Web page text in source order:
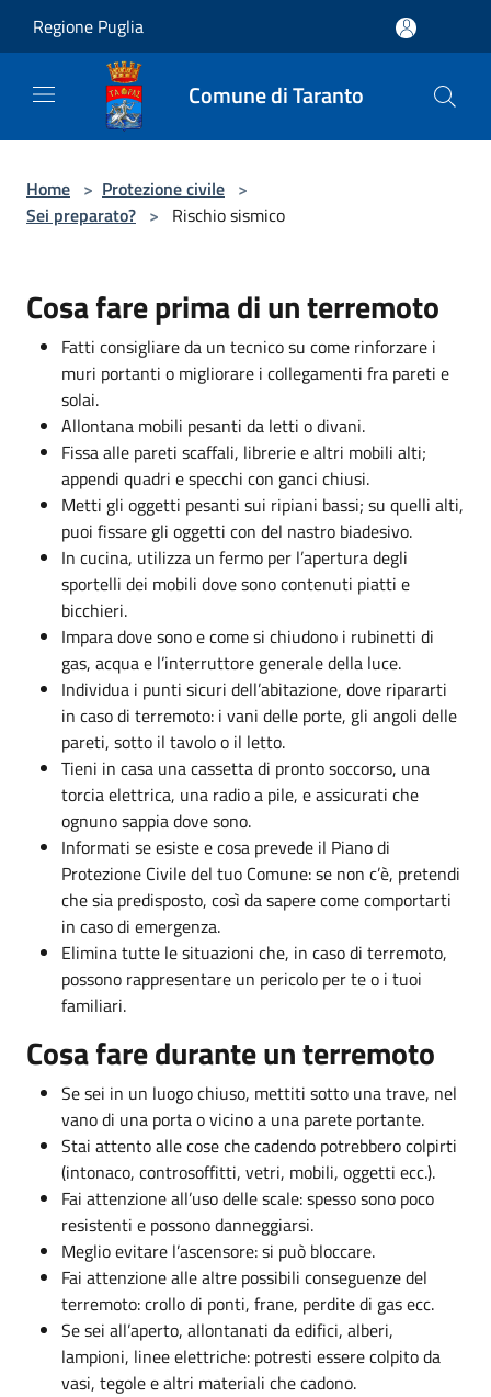
Regione Puglia
Comune di Taranto
Home > Protezione civile >
Sei preparato? > Rischio sismico
Cosa fare prima di un terremoto
Fatti consigliare da un tecnico su come rinforzare i
muri portanti o migliorare i collegamenti fra pareti e
solai.
Allontana mobili pesanti da letti o divani.
Fissa alle pareti scaffali, librerie e altri mobili alti;
appendi quadri e specchi con ganci chiusi.
Metti gli oggetti pesanti sui ripiani bassi; su quelli alti,
puoi fissare gli oggetti con del nastro biadesivo.
In cucina, utilizza un fermo per l’apertura degli
sportelli dei mobili dove sono contenuti piatti e
bicchieri.
Impara dove sono e come si chiudono i rubinetti di
gas, acqua e l’interruttore generale della luce.
Individua i punti sicuri dell’abitazione, dove ripararti
in caso di terremoto: i vani delle porte, gli angoli delle
pareti, sotto il tavolo o il letto.
Tieni in casa una cassetta di pronto soccorso, una
torcia elettrica, una radio a pile, e assicurati che
ognuno sappia dove sono.
Informati se esiste e cosa prevede il Piano di
Protezione Civile del tuo Comune: se non c’è, pretendi
che sia predisposto, così da sapere come comportarti
in caso di emergenza.
Elimina tutte le situazioni che, in caso di terremoto,
possono rappresentare un pericolo per te o i tuoi
familiari.
Cosa fare durante un terremoto
Se sei in un luogo chiuso, mettiti sotto una trave, nel
vano di una porta o vicino a una parete portante.
Stai attento alle cose che cadendo potrebbero colpirti
(intonaco, controsoffitti, vetri, mobili, oggetti ecc.).
Fai attenzione all’uso delle scale: spesso sono poco
resistenti e possono danneggiarsi.
Meglio evitare l’ascensore: si può bloccare.
Fai attenzione alle altre possibili conseguenze del
terremoto: crollo di ponti, frane, perdite di gas ecc.
Se sei all’aperto, allontanati da edifici, alberi,
lampioni, linee elettriche: potresti essere colpito da
vasi, tegole e altri materiali che cadono.